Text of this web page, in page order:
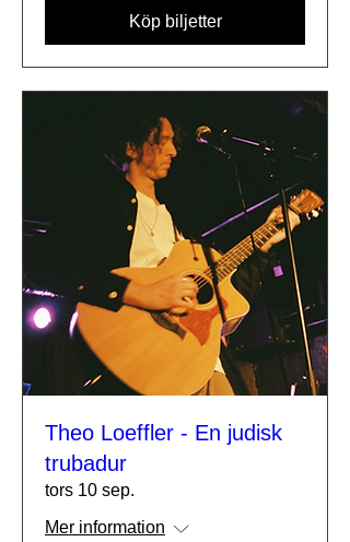
Köp biljetter
Theo Loeffler - En judisk
trubadur
tors 10 sep.
Mer information